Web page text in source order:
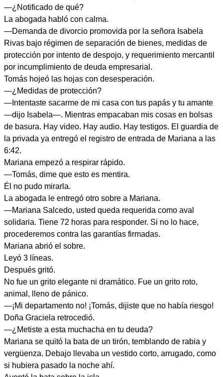
—¿Notificado de qué?
La abogada habló con calma.
—Demanda de divorcio promovida por la señora Isabela
Rivas bajo régimen de separación de bienes, medidas de
protección por intento de despojo, y requerimiento mercantil
por incumplimiento de deuda empresarial.
Tomás hojeó las hojas con desesperación.
—¿Medidas de protección?
—Intentaste sacarme de mi casa con tus papás y tu amante
—dijo Isabela—. Mientras empacaban mis cosas en bolsas
de basura. Hay video. Hay audio. Hay testigos. El guardia de
la privada ya entregó el registro de entrada de Mariana a las
6:42.
Mariana empezó a respirar rápido.
—Tomás, dime que esto es mentira.
Él no pudo mirarla.
La abogada le entregó otro sobre a Mariana.
—Mariana Salcedo, usted queda requerida como aval
solidaria. Tiene 72 horas para responder. Si no lo hace,
procederemos contra las garantías firmadas.
Mariana abrió el sobre.
Leyó 3 líneas.
Después gritó.
No fue un grito elegante ni dramático. Fue un grito roto,
animal, lleno de pánico.
—¡Mi departamento no! ¡Tomás, dijiste que no había riesgo!
Doña Graciela retrocedió.
—¿Metiste a esta muchacha en tu deuda?
Mariana se quitó la bata de un tirón, temblando de rabia y
vergüenza. Debajo llevaba un vestido corto, arrugado, como
si hubiera pasado la noche ahí.